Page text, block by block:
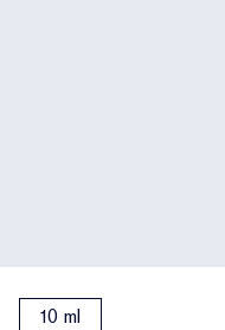
10 ml